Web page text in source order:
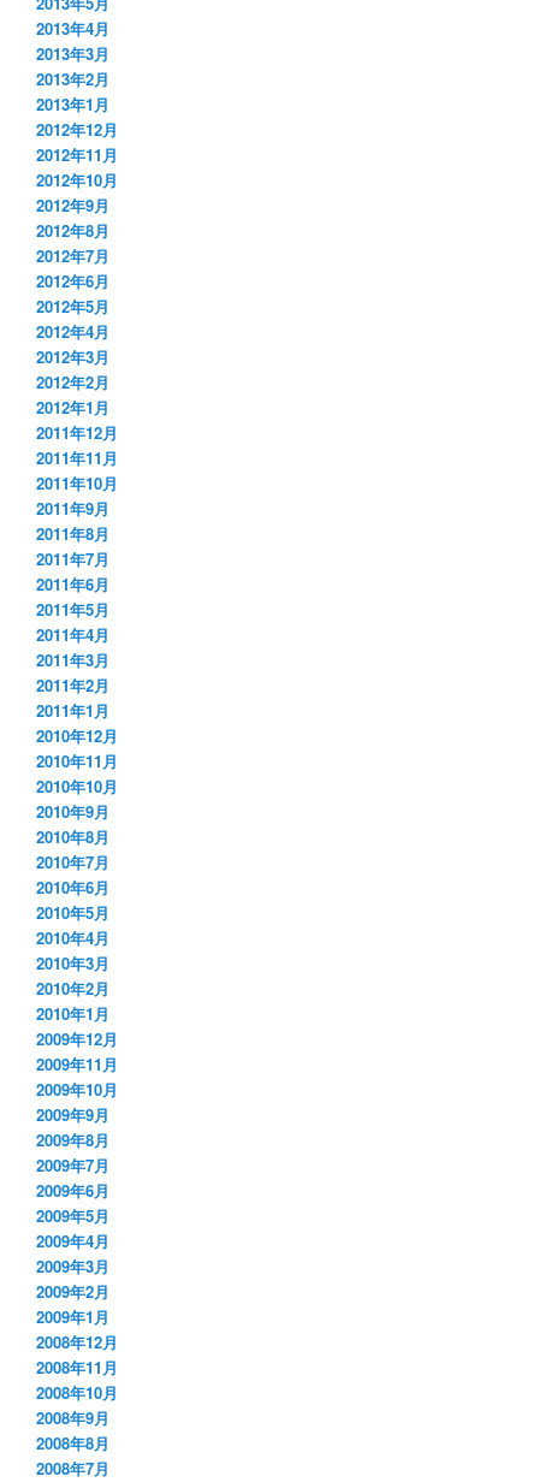
2013年4月
2013年3月
2013年2月
2013年1月
2012年12月
2012年11月
2012年10月
2012年9月
2012年8月
2012年7月
2012年6月
2012年5月
2012年4月
2012年3月
2012年2月
2012年1月
2011年12月
2011年11月
2011年10月
2011年9月
2011年8月
2011年7月
2011年6月
2011年5月
2011年4月
2011年3月
2011年2月
2011年1月
2010年12月
2010年11月
2010年10月
2010年9月
2010年8月
2010年7月
2010年6月
2010年5月
2010年4月
2010年3月
2010年2月
2010年1月
2009年12月
2009年11月
2009年10月
2009年9月
2009年8月
2009年7月
2009年6月
2009年5月
2009年4月
2009年3月
2009年2月
2009年1月
2008年12月
2008年11月
2008年10月
2008年9月
2008年8月
2008年7月